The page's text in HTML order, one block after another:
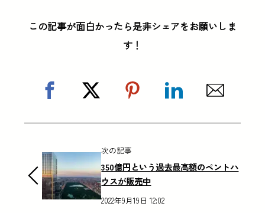
この記事が面白かったら是非シェアをお願いしま
す！
次の記事
350億円という過去最高額のペントハ
ウスが販売中
2022年9月19日 12:02